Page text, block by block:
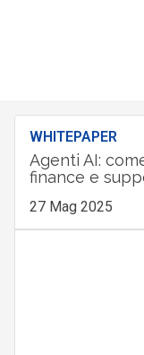
WHITEPAPER
Agenti AI:
finance e
27 Mag 2025